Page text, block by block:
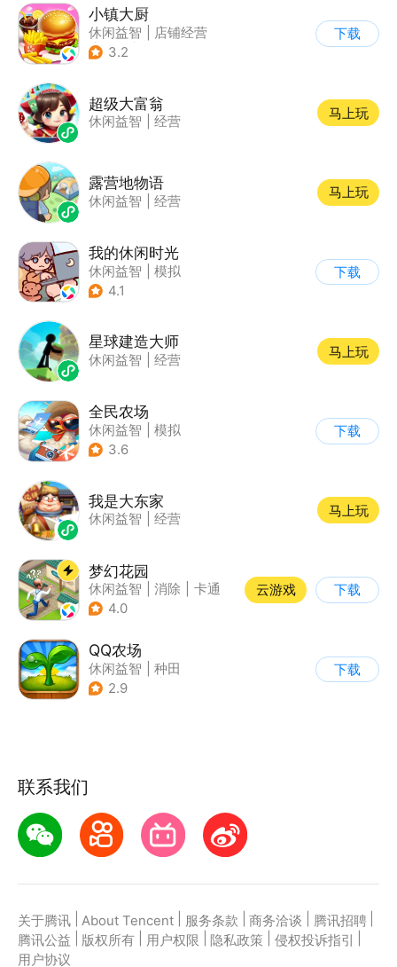
小镇大厨
休闲益智
店铺经营
| 美食
3.2
下载
超级大富翁
休闲益智 经营
马上玩
露营地物语
休闲益智 经营
马上玩
我的休闲时光
休闲益智
模拟
4.1
下载
星球建造大师
休闲益智 经营
马上玩
全民农场
休闲益智
模拟
| 田园生活
3.6
下载
我是大东家
休闲益智 经营
马上玩
梦幻花园
休闲益智 消除
卡通
| 创梦天地
4.0
云游戏 下载
QQ农场
休闲益智
种田
| 田园生活
2.9
下载
联系我们
关于腾讯 About Tencent 服务条款 商务洽谈 腾讯招聘
腾讯公益
版权所有 用户权限 隐私政策 侵权投诉指引
用户协议